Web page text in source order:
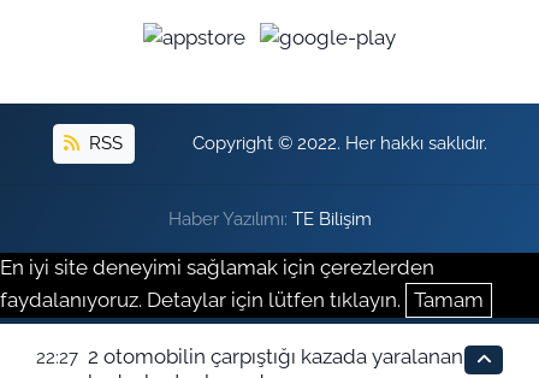
RSS Copyright © 2022. Her hakkı saklıdır.
Haber Yazılımı: TE Bilişim
En iyi site deneyimi sağlamak için çerezlerden
faydalanıyoruz. Detaylar için lütfen tıklayın. Tamam
22:27 2 otomobilin çarpıştığı kazada yaralanan